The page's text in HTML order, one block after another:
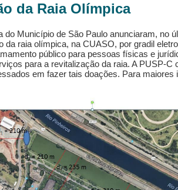
da Raia Olímpica
do Município de São Paulo anunciaram, no
da raia olímpica, na CUASO, por gradil
público para pessoas físicas e
para a revitalização da raia. A PUSP-
em fazer tais doações. Para maiores